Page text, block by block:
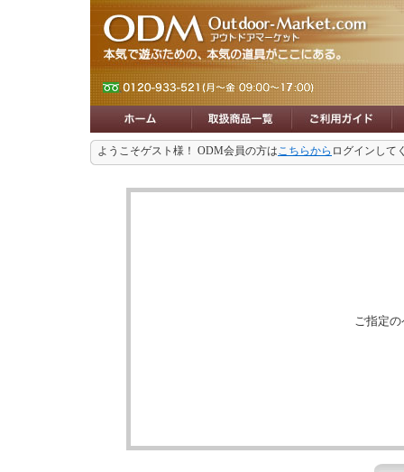
ようこそゲスト様！ ODM会員の方はこちらから ログインして
ご指定